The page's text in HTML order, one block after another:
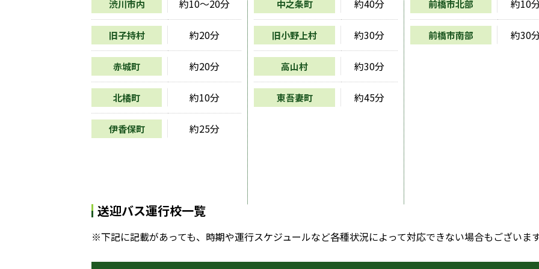
渋川市内 約10〜20分
旧子持村 約20分
赤城町 約20分
北橘町 約10分
伊香保町 約25分
中之条町 約40分
旧小野上村 約30分
高山村 約30分
東吾妻町 約45分
前橋市北部 約10
前橋市南部 約30
送迎バス運行校一覧
※下記に記載があっても、時期や運行スケジュールなど各種状況によって対応できない場合もございま